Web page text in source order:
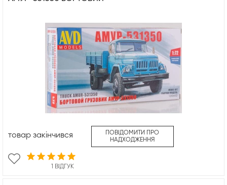
1 ВІДГУК
товар закінчився
ПОВІДОМИТИ ПРО
НАДХОДЖЕННЯ